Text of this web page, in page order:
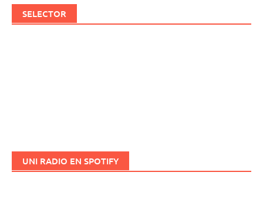
SELECTOR
UNI RADIO EN SPOTIFY